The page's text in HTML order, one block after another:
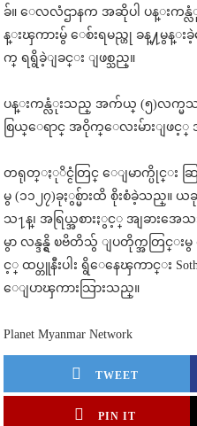
ခ်။ ေလလံဌာနက အဆိုပါ ပန္းက
န္းၾကားမွ် ေစ်းရမည္ဟု ခန္႔မွန္
က္ ရရွိခဲ့ျခင္း ျဖစ္သည္။
ပန္းကန္လံုးသည္ အက်ယ္ (၅)လက္မသာ
စြယ္ေရာင္ အဝိုက္ေလးမ်ားျဖင့္
တရုတ္ႏုိင္ငံတြင္ ေျမာက္ပိုင္း ဆြ
မွ (၁၁၂၇)ခုႏွစ္မ်ားထိ စိုးစံခဲ့သည္။
သ႑န္၊ အရြယ္အစားႏွင့္ အျခားအ
မွာ လန္ဒန္ရွိ ၿဗိတိသွ် ျပတိုက္အတြင္
င့္ ထပ္တူနီးပါး ရွိေနေၾကာင္း
ေျပာၾကားသြားသည္။
Planet Myanmar Network
TWEET
PIN IT